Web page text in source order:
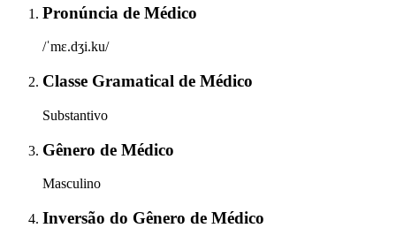
Pronúncia de Médico
/ˈmɛ.dʒi.ku/
Classe Gramatical de Médico
Substantivo
Gênero de Médico
Masculino
Inversão do Gênero de Médico